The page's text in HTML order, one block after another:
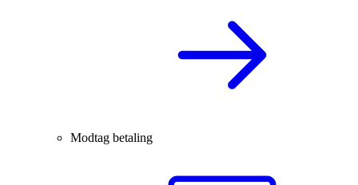
Modtag betaling